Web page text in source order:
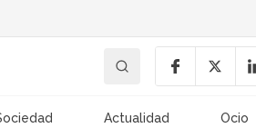
Actualidad Ocio